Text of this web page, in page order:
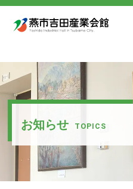
お知らせ TOPICS